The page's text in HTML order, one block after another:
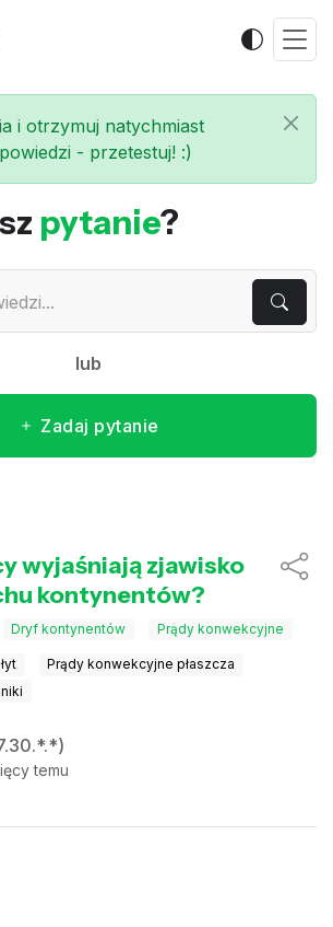
i otrzymuj natychmiast
- przetestuj! :)
pytanie?
lub
Zadaj pytanie
wyjaśniają zjawisko
kontynentów?
Dryf kontynentów Prądy konwekcyjne
Prądy konwekcyjne płaszcza
temu